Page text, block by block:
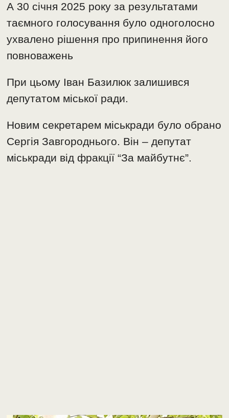
А 30 січня 2025 року за результатами
таємного голосування було одноголосно
ухвалено рішення про припинення його
повноважень
При цьому Іван Базилюк залишився
депутатом міської ради.
Новим секретарем міськради було обрано
Сергія Завгороднього. Він – депутат
міськради від фракції “За майбутнє”.